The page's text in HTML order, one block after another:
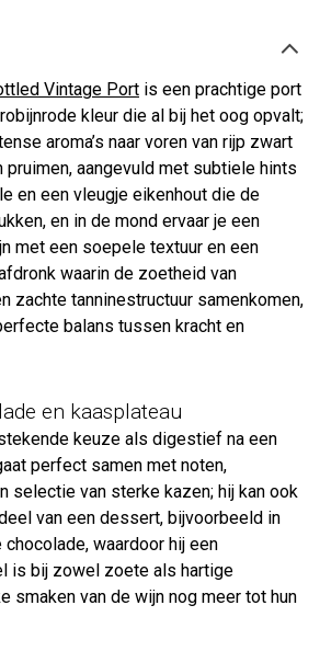
Vintage Port is een prachtige port
kleur die al bij het oog opvalt;
aroma’s naar voren van rijp zwart
aangevuld met subtiele hints
en een vleugje eikenhout die de
en in de mond ervaar je een
met een soepele textuur en een
waarin de zoetheid van
zachte tanninestructuur samenkomen,
balans tussen kracht en
en kaasplateau
keuze als digestief na een
perfect samen met noten,
selectie van sterke kazen; hij kan ook
van een dessert, bijvoorbeeld in
waardoor hij een
is bij zowel zoete als hartige
smaken van de wijn nog meer tot hun